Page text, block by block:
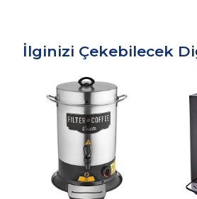
İlginizi Çekebilecek